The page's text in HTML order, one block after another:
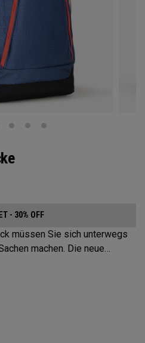
- 30% OFF
müssen Sie sich unterwegs
machen. Die neue
macht Organisation zum
Nehmen Sie das Nötige mit